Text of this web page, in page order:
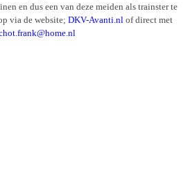
en dus een van deze meiden als trainster te
via de website; DKV-Avanti.nl of direct met